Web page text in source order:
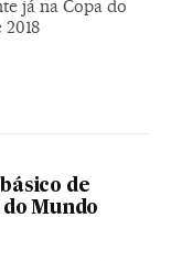
já na Copa do
de
Mundo